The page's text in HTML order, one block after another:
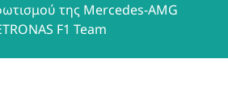
της Mercedes-AMG
F1 Team